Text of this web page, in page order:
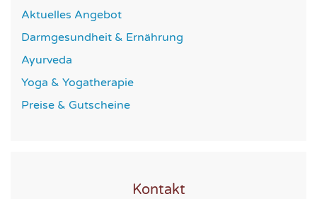
Aktuelles Angebot
Darmgesundheit & Ernährung
Ayurveda
Yoga & Yogatherapie
Preise & Gutscheine
Kontakt